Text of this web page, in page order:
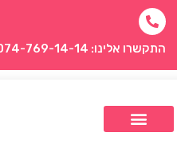
התקשרו אלינו: 074-769-14-14